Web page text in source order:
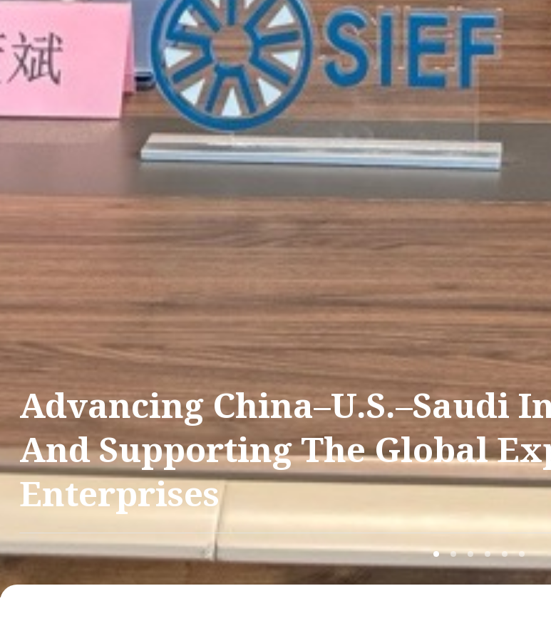
Advancing China–U.S.–Saudi
And Supporting The Global
Enterprises
业务网关于沙特阿拉伯、亚洲、中
清洁能源
环境
医疗保健和生物技术
行业的健康的未来，用于发展中世界的
水资源
3 4 5 6